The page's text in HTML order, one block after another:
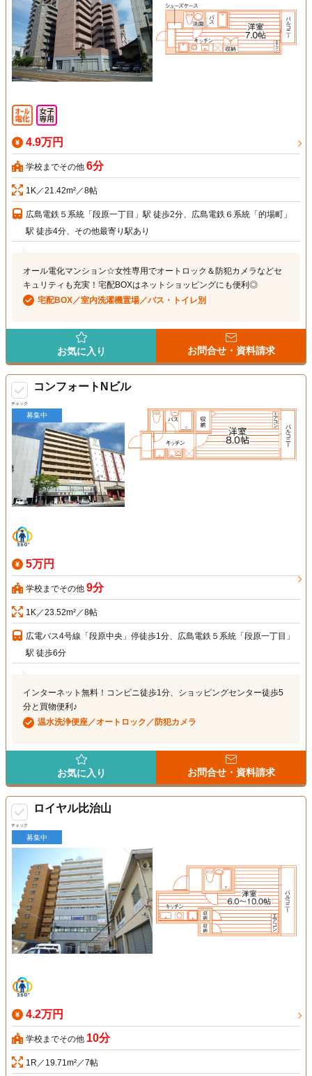
4.9万円
学校までその他 6分
1K／21.42m²／8帖
広島電鉄５系統「段原一丁目」駅 徒歩2分、広島電鉄６系統「的場町」
駅 徒歩4分、その他最寄り駅あり
オール電化マンション☆女性専用でオートロック＆防犯カメラなどセ
キュリティも充実！宅配BOXはネットショッピングにも便利◎
宅配BOX／室内洗濯機置場／バス・トイレ別
お気に入り お問合せ・資料請求
チェック
コンフォートNビル
募集中
5万円
学校までその他 9分
1K／23.52m²／8帖
広電バス4号線「段原中央」停徒歩1分、広島電鉄５系統「段原一丁目」
駅 徒歩6分
インターネット無料！コンビニ徒歩1分、ショッピングセンター徒歩5
分と買物便利♪
温水洗浄便座／オートロック／防犯カメラ
お気に入り お問合せ・資料請求
チェック
ロイヤル比治山
募集中
4.2万円
学校までその他 10分
1R／19.71m²／7帖